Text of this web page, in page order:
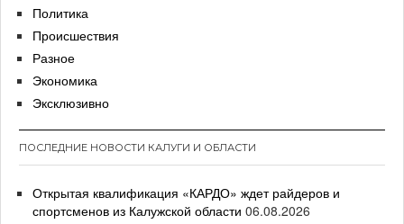
Политика
Происшествия
Разное
Экономика
Эксклюзивно
ПОСЛЕДНИЕ НОВОСТИ КАЛУГИ И ОБЛАСТИ
Открытая квалификация «КАРДО» ждет райдеров и
спортсменов из Калужской области 06.08.2026